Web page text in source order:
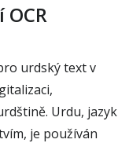
urdský text v
Urdu, jazyk
je používán